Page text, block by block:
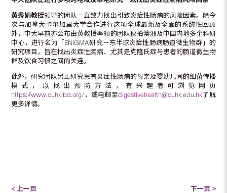
黄秀娟教授领导的团队一直致力找出引致炎症性肠病的风险因素。除今
次与加拿大卡尔加里大学合作进行这项全球最新及全面的系统性回顾
外，中大早前亦公布由黄教授率领的团队伙拍澳洲及中国内地多个科研
中心，进行名为「ENIGMA研究－东半球炎症性肠病肠道微生物群」的
研究项目，旨在找出炎症性肠病、尤其是克隆氏症与患者的肠道微生物
群及饮食习惯之间的关连。
此外，研究团队另正研究患有炎症性肠病的母亲及婴幼儿间的细菌传播
模式，以找出预防方法，有兴趣者可浏览网页
https://www.cuhkibd.org/ ，或电邮至digestivehealth@cuhk.edu.hk了解
更多详情。
< 上一页 下一页 >